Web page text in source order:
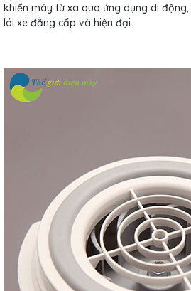
khiển máy từ xa qua ứng dụng di
lái xe đẳng cấp và hiện đại.